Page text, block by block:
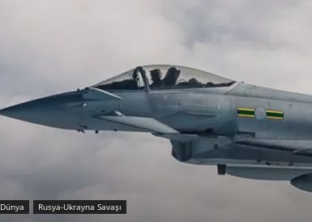
Dünya Rusya-Ukrayna Savaşı